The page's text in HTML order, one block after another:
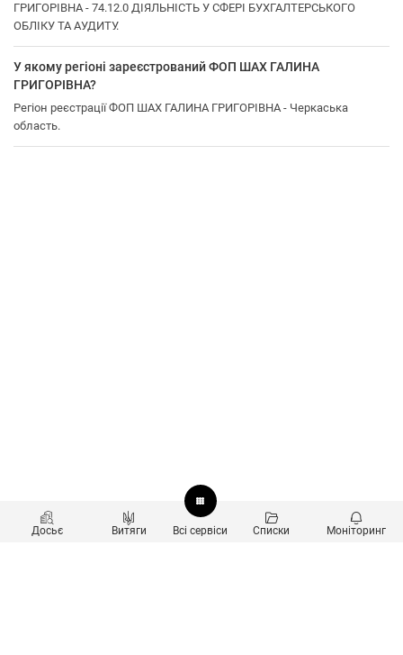
ГРИГОРІВНА - 74.12.0 ДІЯЛЬНІСТЬ У СФЕРІ БУХГАЛТЕРСЬКОГО
ОБЛІКУ ТА АУДИТУ.
У якому регіоні зареєстрований ФОП ШАХ ГАЛИНА
ГРИГОРІВНА?
Регіон реєстрації ФОП ШАХ ГАЛИНА ГРИГОРІВНА - Черкаська
область.
Досьє Витяги Всі сервіси Списки Моніторинг